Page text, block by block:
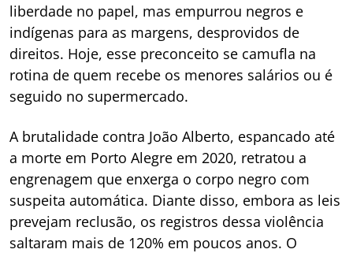
liberdade no papel, mas empurrou negros e
indígenas para as margens, desprovidos de
direitos. Hoje, esse preconceito se camufla na
rotina de quem recebe os menores salários ou é
seguido no supermercado.
A brutalidade contra João Alberto, espancado até
a morte em Porto Alegre em 2020, retratou a
engrenagem que enxerga o corpo negro com
suspeita automática. Diante disso, embora as leis
prevejam reclusão, os registros dessa violência
saltaram mais de 120% em poucos anos. O